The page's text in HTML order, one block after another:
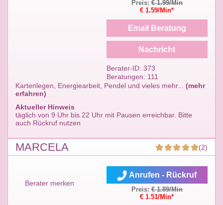
Kartenlegen, Energiearbeit, Pendel und vieles mehr... (mehr
erfahren)
Aktueller Hinweis
täglich von 9 Uhr bis 22 Uhr mit Pausen erreichbar. Bitte
auch Rückruf nutzen
Preis:€ 1.99/Min
€ 1.59/Min*
Email Beratung
Nachricht
Berater-ID: 373
Beratungen: 111
MARCELA (2)
Berater merken
Anrufen - Rückruf
Preis:€ 1.89/Min
€ 1.51/Min*